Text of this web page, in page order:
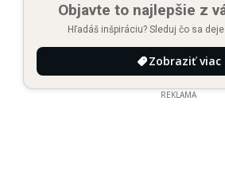
Objavte to najlepšie z
Hľadáš inšpiráciu? Sleduj čo sa
Zobraziť viac
REKLAMA